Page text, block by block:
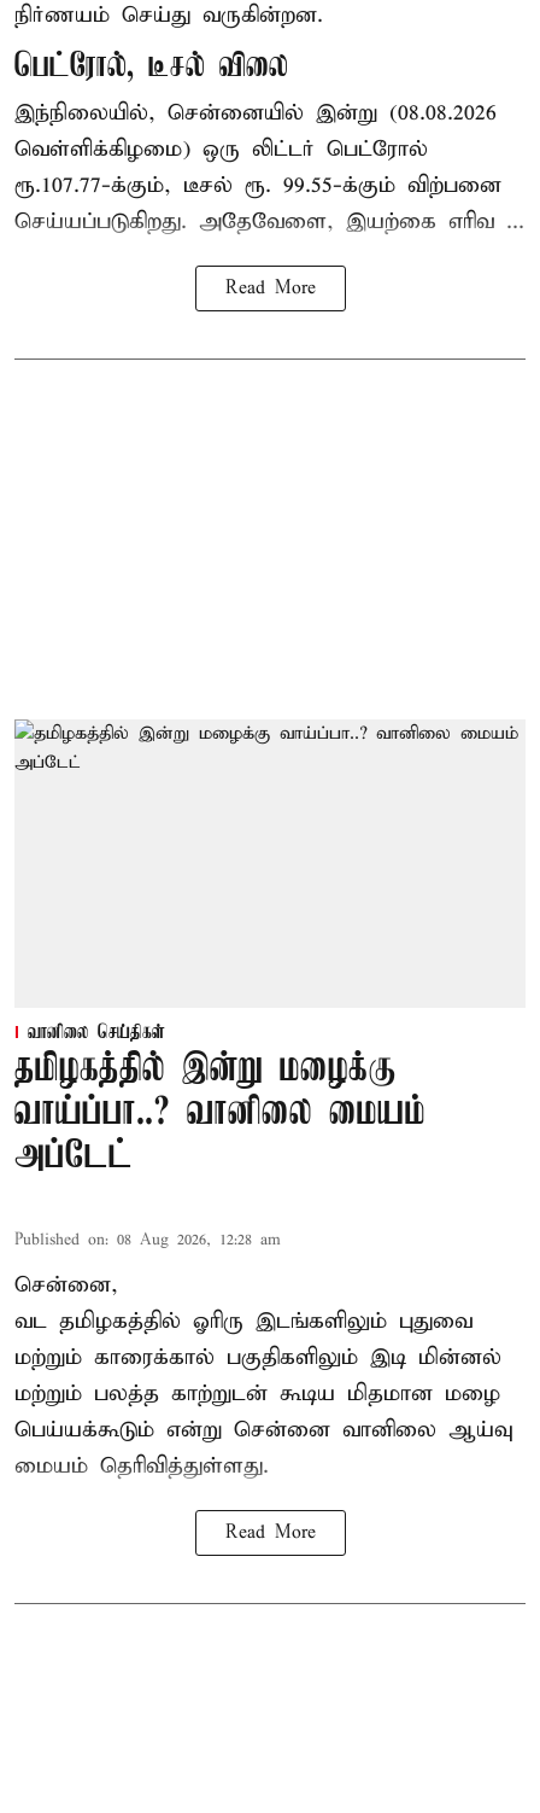
நிர்ணயம் செய்து வருகின்றன.
பெட்ரோல், டீசல் விலை
இந்நிலையில், சென்னையில் இன்று (08.08.2026
வெள்ளிக்கிழமை) ஒரு லிட்டர் பெட்ரோல்
ரூ.107.77-க்கும், டீசல் ரூ. 99.55-க்கும் விற்பனை
செய்யப்படுகிறது. அதேவேளை, இயற்கை எரிவ ...
Read More
வானிலை செய்திகள்
தமிழகத்தில் இன்று மழைக்கு
வாய்ப்பா..? வானிலை மையம்
அப்டேட்
Published on: 08 Aug 2026, 12:28 am
சென்னை,
வட தமிழகத்தில் ஓரிரு இடங்களிலும் புதுவை
மற்றும் காரைக்கால் பகுதிகளிலும் இடி மின்னல்
மற்றும் பலத்த காற்றுடன் கூடிய மிதமான மழை
பெய்யக்கூடும் என்று சென்னை வானிலை ஆய்வு
மையம் தெரிவித்துள்ளது.
Read More